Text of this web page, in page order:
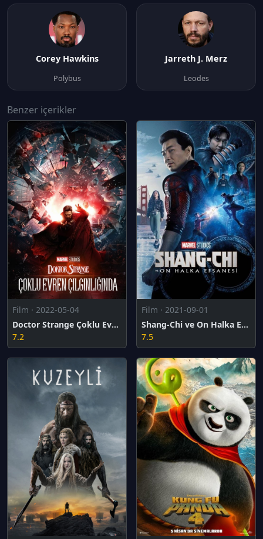
Corey Hawkins
Polybus
Jarreth J. Merz
Leodes
Benzer içerikler
Film · 2022-05-04
Doctor Strange Çoklu Evren Çılgınlığında
7.2
Film · 2021-09-01
Shang-Chi ve On Halka Efsanesi
7.5